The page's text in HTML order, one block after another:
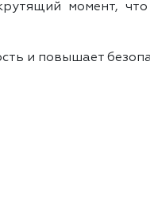
момент, что
и повышает